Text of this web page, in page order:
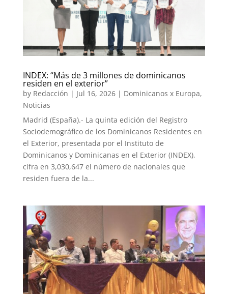
INDEX: “Más de 3 millones de dominicanos
residen en el exterior”
by Redacción | Jul 16, 2026| Dominicanos x Europa,
Noticias
Madrid (España).- La quinta edición del Registro
Sociodemográfico de los Dominicanos Residentes en
el Exterior, presentada por el Instituto de
Dominicanos y Dominicanas en el Exterior (INDEX),
cifra en 3,030,647 el número de nacionales que
residen fuera de la...